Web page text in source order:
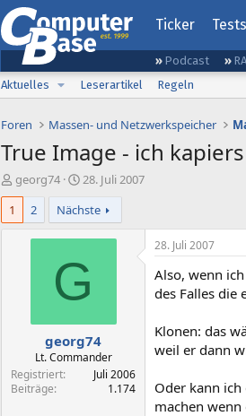
Ticker Tests
Podcast
Aktuelles
Leserartikel Regeln
Foren Massen- und Netzwerkspeicher
True Image - ich
E
r
t
georg74
E
r
s
t
e
l
t
m
28. Juli 2007
1
2 Nächste
G
georg74
Lt. Commander
Registriert
Juli 2006
Beiträge
1.174
28. Juli 2007
Also, wenn
des Falles die
Klonen: das
weil er dann
Oder kann
machen wenn